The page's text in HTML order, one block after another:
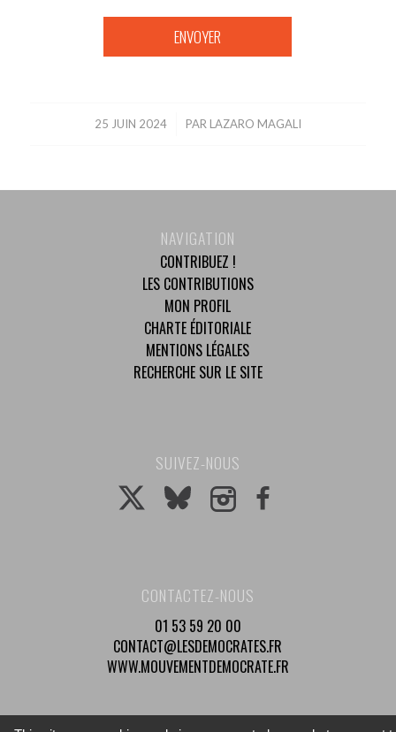
25 JUIN 2024
/ PAR LAZARO MAGALI
NAVIGATION
CONTRIBUEZ !
LES CONTRIBUTIONS
MON PROFIL
CHARTE ÉDITORIALE
MENTIONS LÉGALES
RECHERCHE SUR LE SITE
SUIVEZ-NOUS
CONTACTEZ-NOUS
01 53 59 20 00
CONTACT@LESDEMOCRATES.FR
WWW.MOUVEMENTDEMOCRATE.FR